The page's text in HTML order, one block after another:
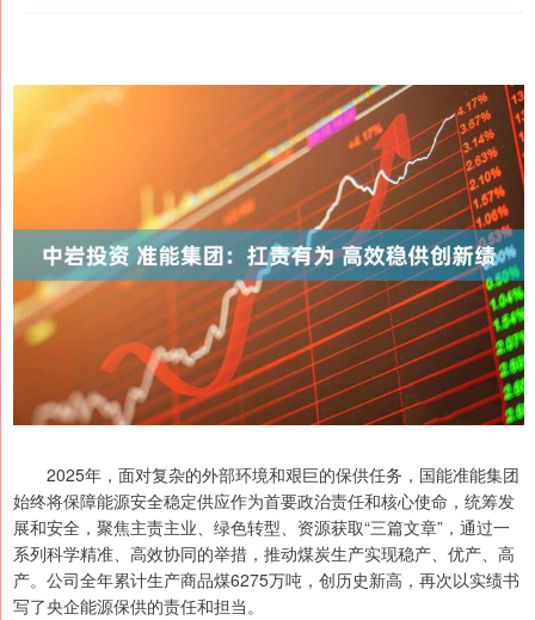
2025年，面对复杂的外部环境和艰巨的保供任务，国能准能集团
始终将保障能源安全稳定供应作为首要政治责任和核心使命，统筹发
展和安全，聚焦主责主业、绿色转型、资源获取“三篇文章”，通过一
系列科学精准、高效协同的举措，推动煤炭生产实现稳产、优产、高
产。公司全年累计生产商品煤6275万吨，创历史新高，再次以实绩书
写了央企能源保供的责任和担当。